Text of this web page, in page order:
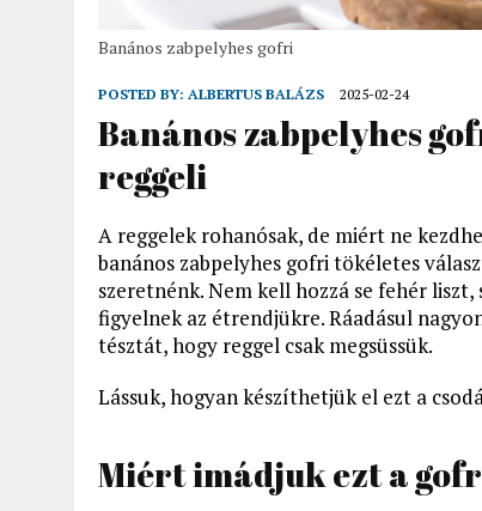
Banános zabpelyhes gofri
POSTED BY: ALBERTUS BALÁZS 2025-02-24
Banános zabpelyhes
reggeli
A reggelek rohanósak, de miért ne
banános zabpelyhes gofri tökéletes
szeretnénk. Nem kell hozzá se fehér
figyelnek az étrendjükre. Ráadásul
tésztát, hogy reggel csak megsüssük.
Lássuk, hogyan készíthetjük el ezt a
Miért imádjuk ezt a